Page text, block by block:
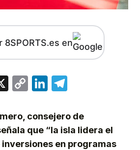
8SPORTS.es en
X
CopyLinkedIn
consejero de
que “la isla lidera el
en programas